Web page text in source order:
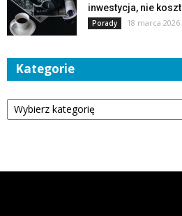
inwestycja, nie koszt
Porady 18 marca 2026
Kategorie
Kategorie